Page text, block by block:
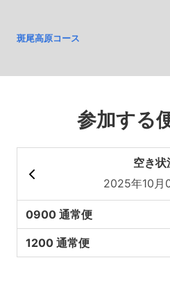
斑尾高原コース
参加する
空き状
2025年10月
0900 通常便
1200 通常便